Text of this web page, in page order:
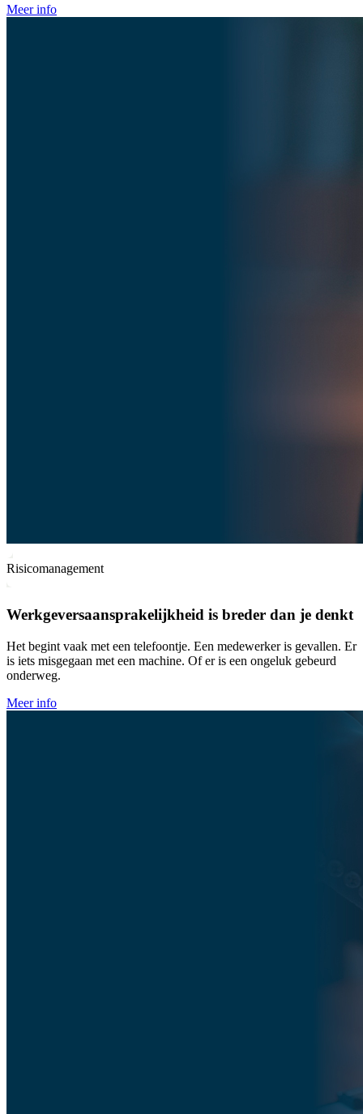
Meer info
Risicomanagement
Werkgeversaansprakelijkheid is breder dan je denkt
Het begint vaak met een telefoontje. Een medewerker is gevallen. Er
is iets misgegaan met een machine. Of er is een ongeluk gebeurd
onderweg.
Meer info